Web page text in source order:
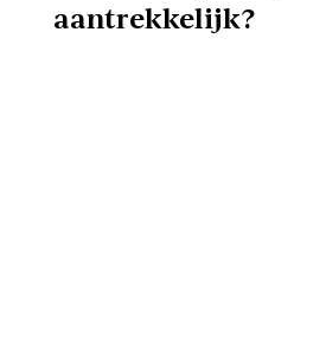
aantrekkelijk?